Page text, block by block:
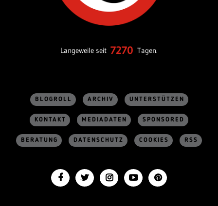
Langeweile seit 7270 Tagen.
BLOGROLL ARCHIV UNTERSTÜTZEN
KONTAKT MEDIADATEN SPONSORED
BERATUNG DATENSCHUTZ COOKIES RSS